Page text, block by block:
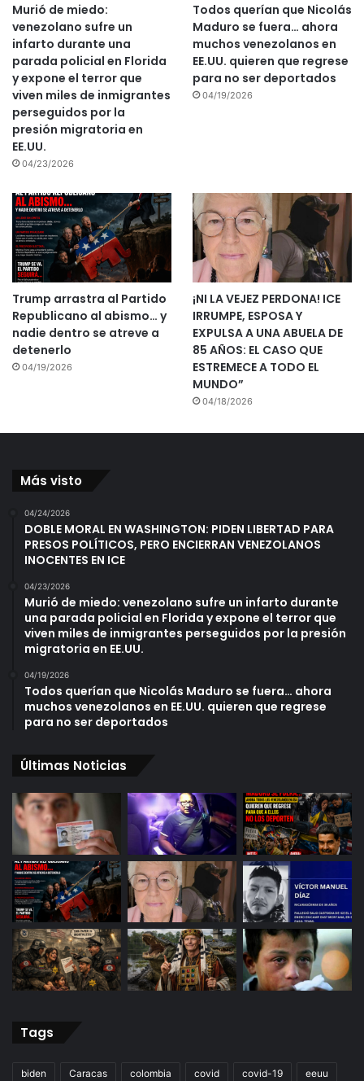
Murió de miedo:
venezolano sufre un
infarto durante una
parada policial en Florida
y expone el terror que
viven miles de inmigrantes
perseguidos por la
presión migratoria en
EE.UU.
04/23/2026
Todos querían que Nicolás
Maduro se fuera… ahora
muchos venezolanos en
EE.UU. quieren que regrese
para no ser deportados
04/19/2026
Trump arrastra al Partido
Republicano al abismo… y
nadie dentro se atreve a
detenerlo
04/19/2026
¡NI LA VEJEZ PERDONA! ICE
IRRUMPE, ESPOSA Y
EXPULSA A UNA ABUELA DE
85 AÑOS: EL CASO QUE
ESTREMECE A TODO EL
MUNDO”
04/18/2026
Más visto
04/24/2026
DOBLE MORAL EN WASHINGTON: PIDEN LIBERTAD PARA
PRESOS POLÍTICOS, PERO ENCIERRAN VENEZOLANOS
INOCENTES EN ICE
04/23/2026
Murió de miedo: venezolano sufre un infarto durante
una parada policial en Florida y expone el terror que
viven miles de inmigrantes perseguidos por la presión
migratoria en EE.UU.
04/19/2026
Todos querían que Nicolás Maduro se fuera… ahora
muchos venezolanos en EE.UU. quieren que regrese
para no ser deportados
Últimas Noticias
Tags
biden Caracas colombia covid covid-19 eeuu